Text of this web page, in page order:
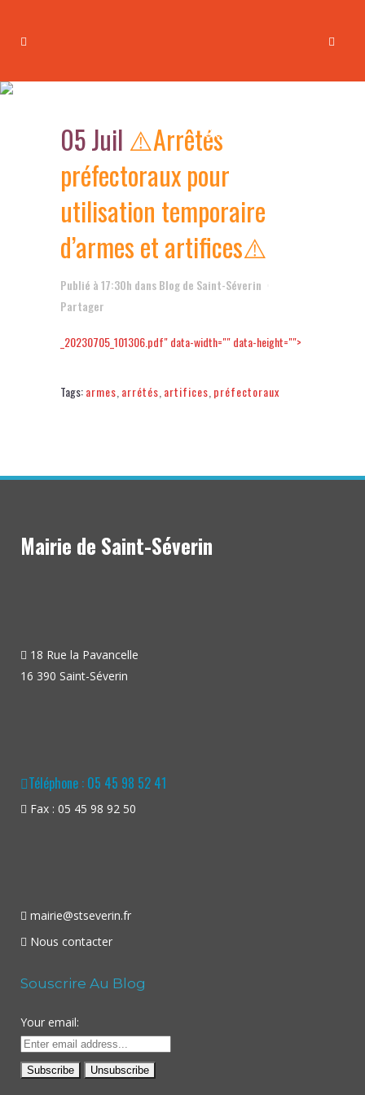
et artifices⚠️
05 Juil ⚠️Arrêtés
préfectoraux pour
utilisation temporaire
d’armes et artifices⚠️
Publié à 17:30h dansBlog de Saint-Séverin
Partager
_20230705_101306.pdf" data-width="" data-height="">
Tags:armes arrétés artifices préfectoraux
Mairie de Saint-Séverin
18 Rue la Pavancelle
16 390 Saint-Séverin
Téléphone : 05 45 98 52 41
Fax : 05 45 98 92 50
mairie@stseverin.fr
Nous contacter
Souscrire Au Blog
Your email: